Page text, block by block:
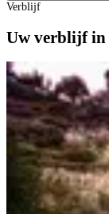
Verblijf
Uw verblijf in